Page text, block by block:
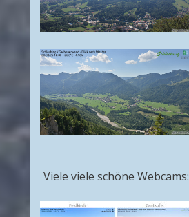
Viele viele schöne Webcams: